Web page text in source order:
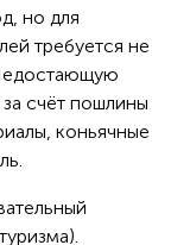
но для
требуется не
счёт пошлины
коньячные